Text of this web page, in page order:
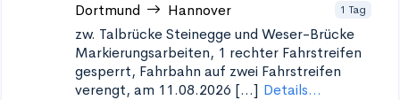
Dortmund Hannover 1 Tag
zw. Talbrücke Steinegge und Weser-Brücke
Markierungsarbeiten, 1 rechter Fahrstreifen
gesperrt, Fahrbahn auf zwei Fahrstreifen
verengt, am 11.08.2026 [...] Details...